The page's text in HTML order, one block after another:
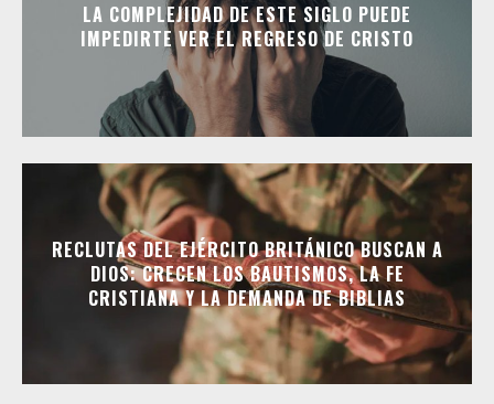
LA COMPLEJIDAD DE ESTE SIGLO PUEDE
IMPEDIRTE VER EL REGRESO DE CRISTO
RECLUTAS DEL EJÉRCITO BRITÁNICO BUSCAN A
DIOS: CRECEN LOS BAUTISMOS, LA FE
CRISTIANA Y LA DEMANDA DE BIBLIAS